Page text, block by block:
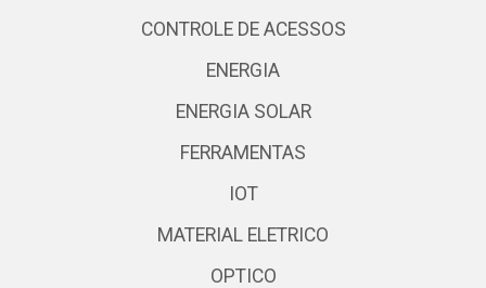
CONTROLE DE ACESSOS
ENERGIA
ENERGIA SOLAR
FERRAMENTAS
IOT
MATERIAL ELETRICO
OPTICO